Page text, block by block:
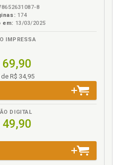
8
174
em: 13/03/2025
IMPRESSA
69,90
R$ 34,95
DIGITAL
49,90